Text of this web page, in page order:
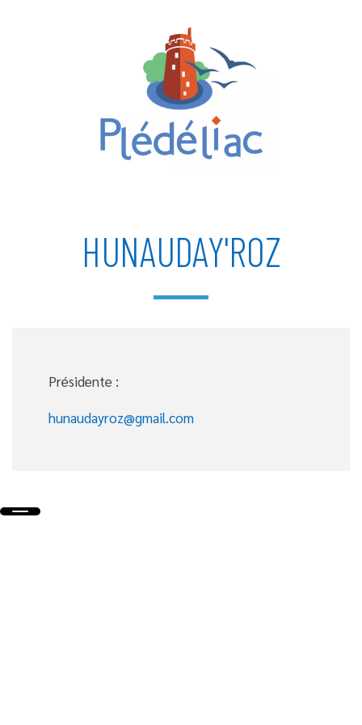
HUNAUDAY'ROZ
Présidente :
hunaudayroz@gmail.com